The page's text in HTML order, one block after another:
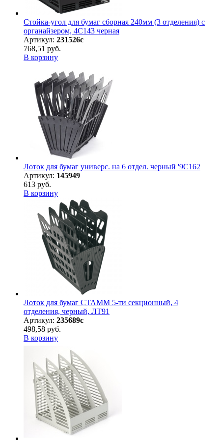
Стойка-угол для бумаг сборная 240мм (3 отделения) с
органайзером, 4С143 черная
Артикул: 231526с
768,51 руб.
В корзину
Лоток для бумаг универс. на 6 отдел. черный '9С162
Артикул: 145949
613 руб.
В корзину
Лоток для бумаг СТАММ 5-ти секционный, 4
отделения, черный, ЛТ91
Артикул: 235689с
498,58 руб.
В корзину